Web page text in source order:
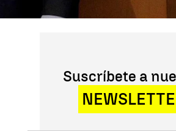
Suscríbete a